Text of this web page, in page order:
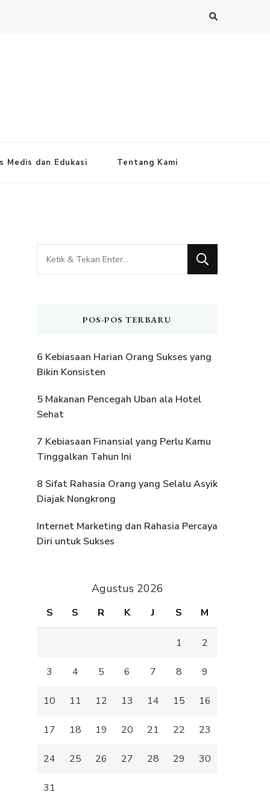
Medis dan Edukasi Tentang Kami
Mencari
Sesuatu?
POS-POS TERBARU
6 Kebiasaan Harian Orang Sukses yang
Bikin Konsisten
5 Makanan Pencegah Uban ala Hotel
Sehat
7 Kebiasaan Finansial yang Perlu Kamu
Tinggalkan Tahun Ini
8 Sifat Rahasia Orang yang Selalu Asyik
Diajak Nongkrong
Internet Marketing dan Rahasia Percaya
Diri untuk Sukses
Agustus 2026
S S R K J S M
1 2
3 4 5 6 7 8 9
10 11 12 13 14 15 16
17 18 19 20 21 22 23
24 25 26 27 28 29 30
31